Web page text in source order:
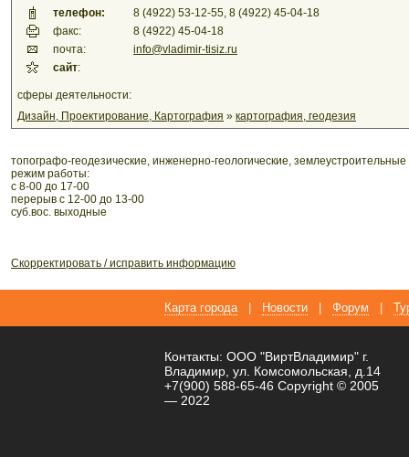
телефон:
8 (4922) 53-12-55, 8 (4922) 45-04-18
факс:
8 (4922) 45-04-18
почта:
info@vladimir-tisiz.ru
сайт:
сферы деятельности:
Дизайн, Проектирование, Картография » картография, геодезия
топографо-геодезические, инженерно-геологические,
режим работы:
с 8-00 до 17-00
перерыв с 12-00 до 13-00
суб.вос. выходные
Скорректировать / исправить информацию
Карта города Новости Форум
Контакты: ООО "ВиртВладимир" г.
Владимир, ул. Комсомольская, д.14
+7(900) 588-65-46 Copyright © 2005
— 2022